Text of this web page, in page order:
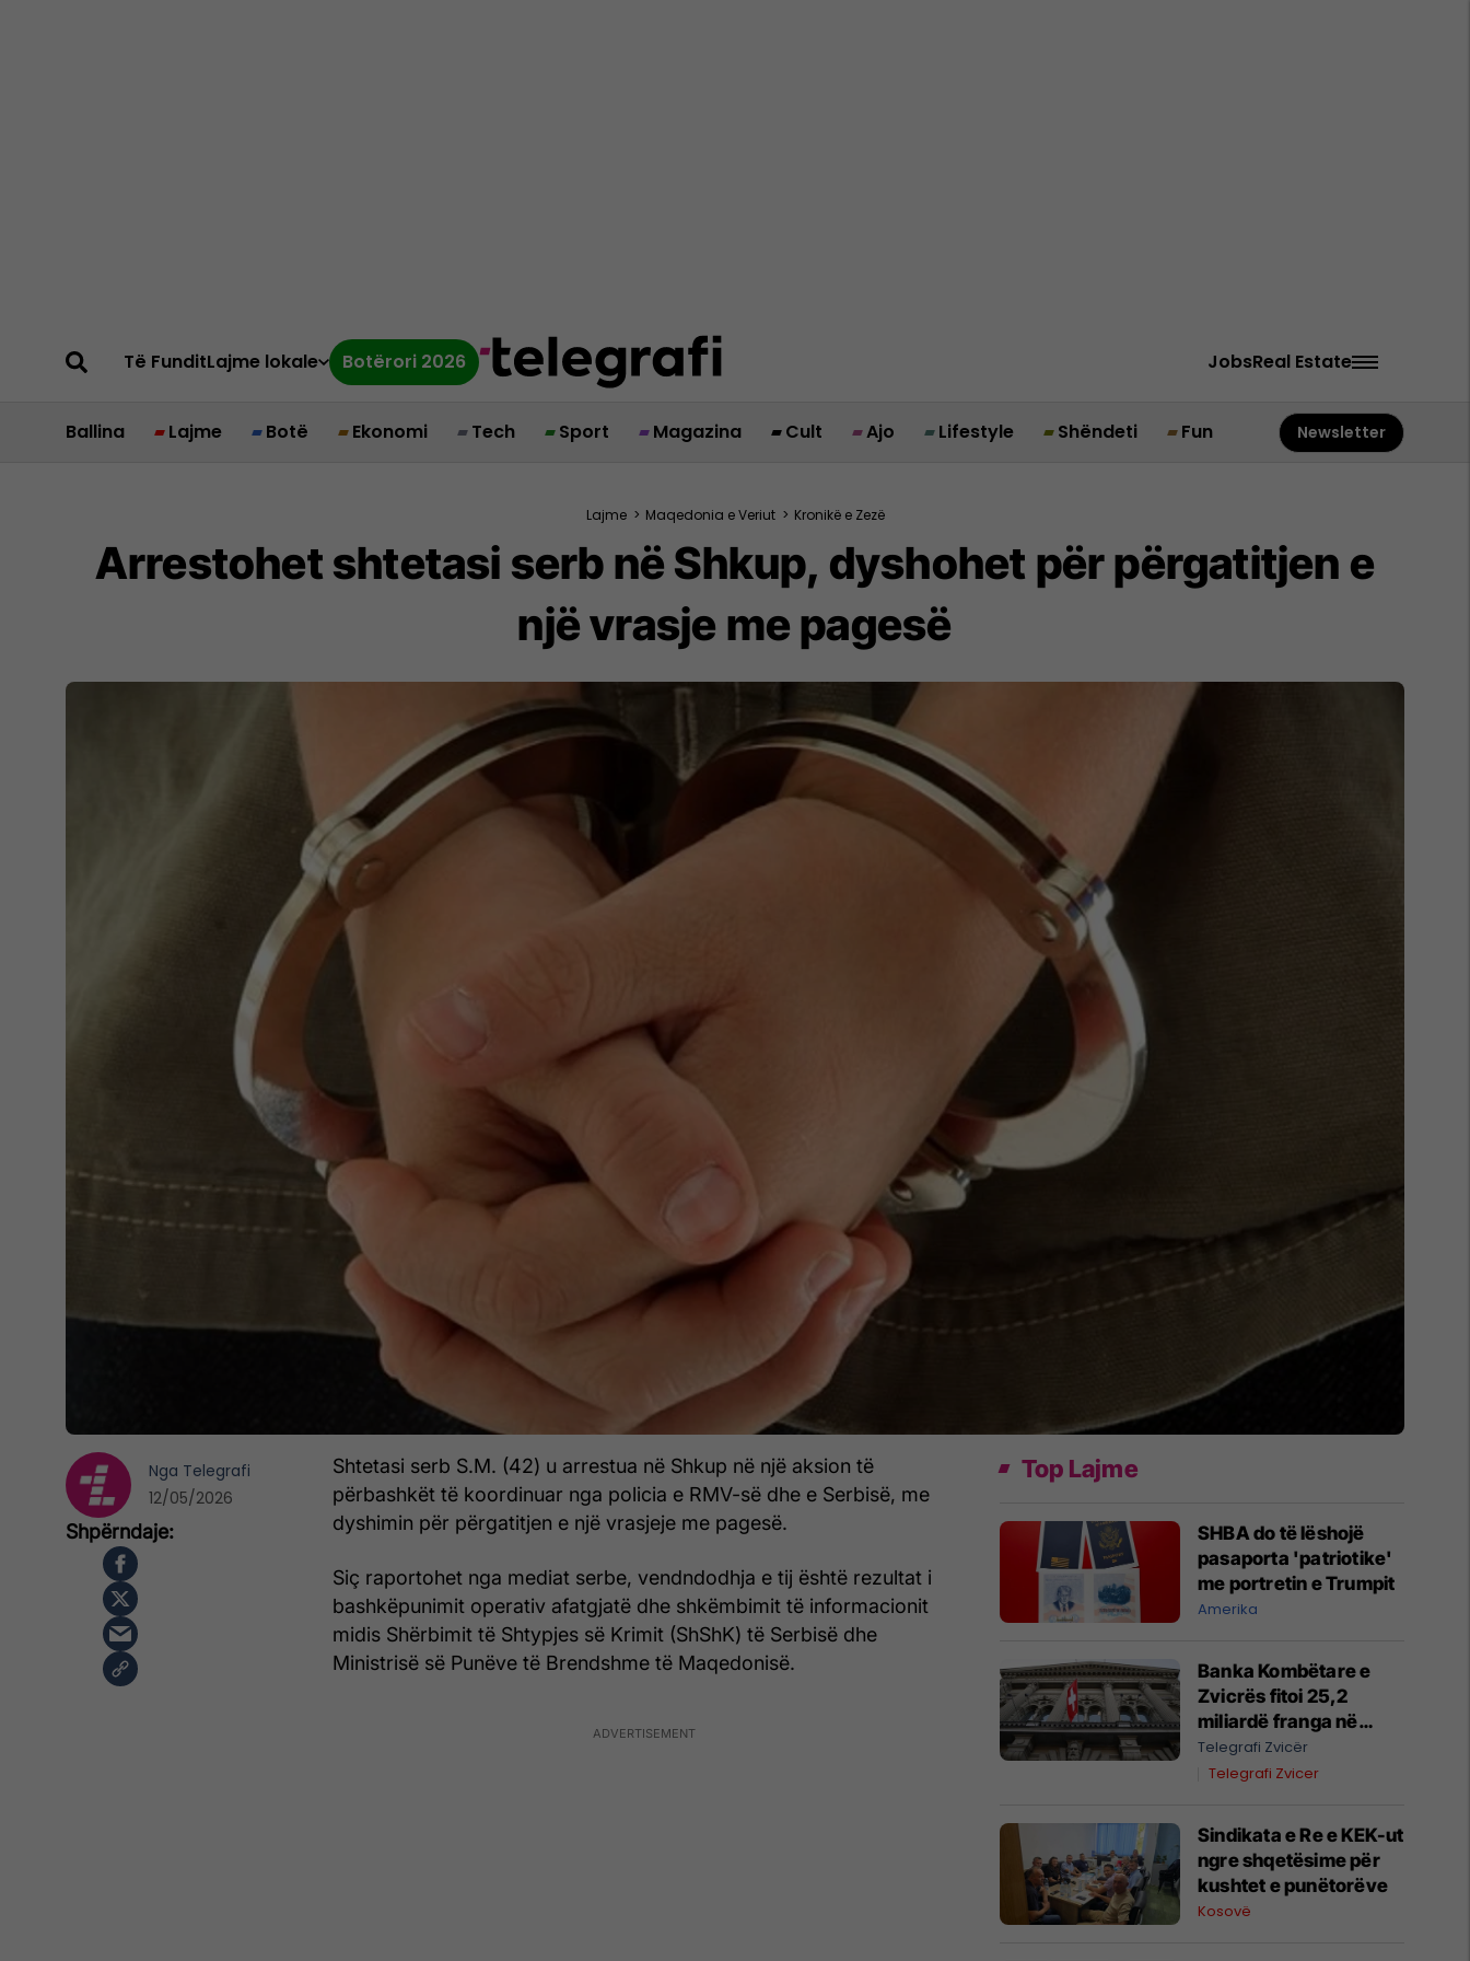
Të FunditLajme lokale Botërori 2026 JobsReal Estate
Ballina Lajme Botë Ekonomi Tech Sport Magazina Cult Ajo Lifestyle Shëndeti Fun Newsletter
Lajme > Maqedonia e Veriut > Kronikë e Zezë
Arrestohet shtetasi serb në Shkup, dyshohet për përgatitjen e
një vrasje me pagesë
Shtetasi serb S.M. (42) u arrestua në Shkup në një aksion të
përbashkët të koordinuar nga policia e RMV-së dhe e Serbisë, me
dyshimin për përgatitjen e një vrasjeje me pagesë.
Siç raportohet nga mediat serbe, vendndodhja e tij është rezultat i
bashkëpunimit operativ afatgjatë dhe shkëmbimit të informacionit
midis Shërbimit të Shtypjes së Krimit (ShShK) të Serbisë dhe
Ministrisë së Punëve të Brendshme të Maqedonisë.
Nga Telegrafi
12/05/2026
Top Lajme
SHBA do të lëshojë
pasaporta 'patriotike'
me portretin e Trumpit
Amerika
Banka Kombëtare e
Zvicrës fitoi 25,2
miliardë franga në
gjashtëmujorin e parë
të vitit 2026
Telegrafi Zvicër
Telegrafi Zvicer
Sindikata e Re e KEK-ut
ngre shqetësime për
kushtet e punëtorëve
Kosovë